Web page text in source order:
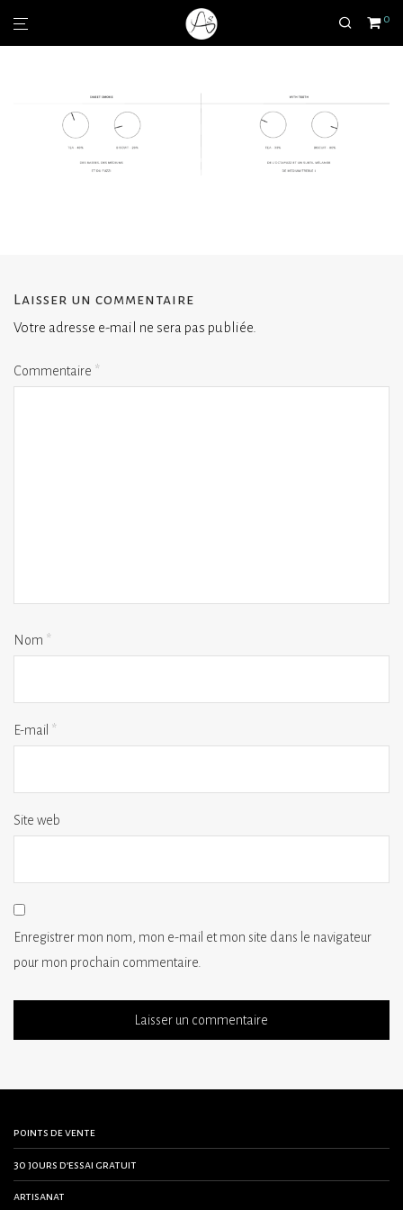
0
Laisser un commentaire
Votre adresse e-mail ne sera pas publiée.
Commentaire *
Nom *
E-mail *
Site web
Enregistrer mon nom, mon e-mail et mon site dans le navigateur
pour mon prochain commentaire.
points de vente
30 jours d’essai gratuit
artisanat